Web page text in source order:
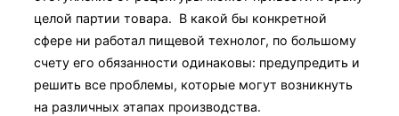
целой партии товара. В какой бы конкретной
сфере ни работал пищевой технолог, по большому
счету его обязанности одинаковы: предупредить и
решить все проблемы, которые могут возникнуть
на различных этапах производства.